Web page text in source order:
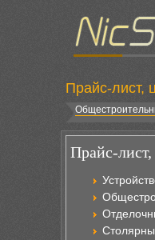
Прайс-лист,
Прайс-